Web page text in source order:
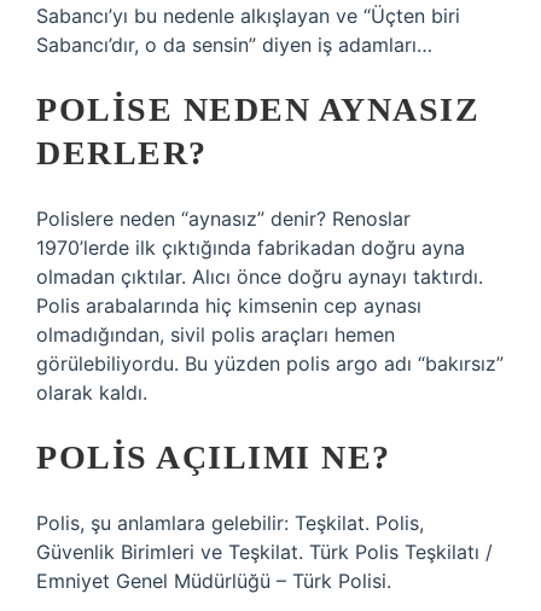
Sabancı’yı bu nedenle alkışlayan ve “Üçten biri
Sabancı’dır, o da sensin” diyen iş adamları…
POLISE NEDEN AYNASIZ
DERLER?
Polislere neden “aynasız” denir? Renoslar
1970’lerde ilk çıktığında fabrikadan doğru ayna
olmadan çıktılar. Alıcı önce doğru aynayı taktırdı.
Polis arabalarında hiç kimsenin cep aynası
olmadığından, sivil polis araçları hemen
görülebiliyordu. Bu yüzden polis argo adı “bakırsız”
olarak kaldı.
POLIS AÇILIMI NE?
Polis, şu anlamlara gelebilir: Teşkilat. Polis,
Güvenlik Birimleri ve Teşkilat. Türk Polis Teşkilatı /
Emniyet Genel Müdürlüğü – Türk Polisi.